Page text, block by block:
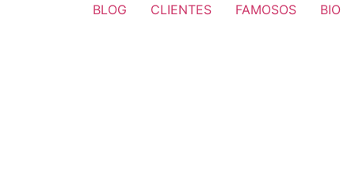
BLOG CLIENTES FAMOSOS BIO